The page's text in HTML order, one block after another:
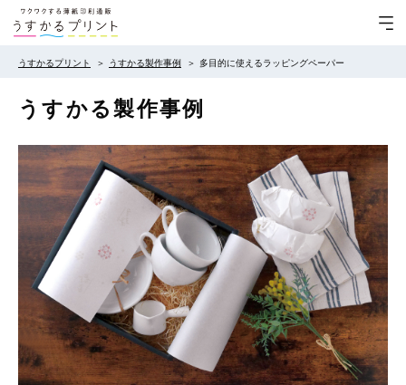
うすかるプリント うすかる製作事例 多目的に使えるラッピングペーパー
うすかる製作事例